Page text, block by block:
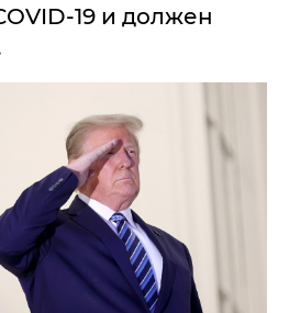
19 и должен